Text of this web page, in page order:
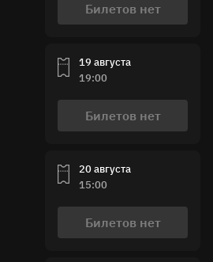
Билетов нет
19 августа
19:00
Билетов нет
20 августа
15:00
Билетов нет